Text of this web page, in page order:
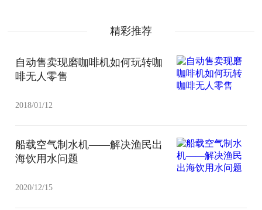
精彩推荐
自动售卖现磨咖啡机如何玩转咖
啡无人零售
2018/01/12
船载空气制水机——解决渔民出
海饮用水问题
2020/12/15